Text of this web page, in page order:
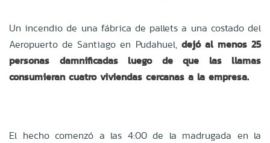
Un incendio de una fábrica de pallets a una costado del
Aeropuerto de Santiago en Pudahuel, dejó al menos 25
personas damnificadas luego de que las llamas
consumieran cuatro viviendas cercanas a la empresa.
El hecho comenzó a las 4:00 de la madrugada en la